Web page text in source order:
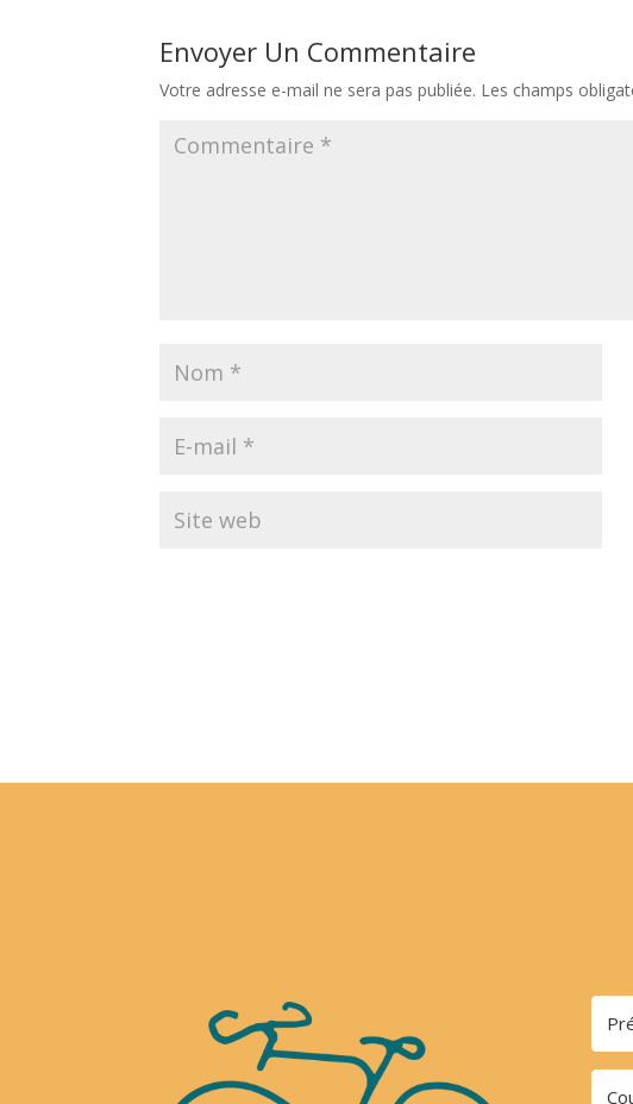
Envoyer Un Commentaire
Votre adresse e-mail ne sera pas publiée. Les champs